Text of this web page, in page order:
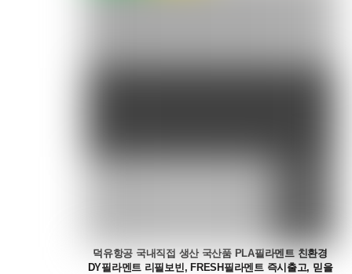
덕유항공 국내직접 생산 국산품 PLA필라멘트 친환경
DY필라멘트 리필보빈, FRESH필라멘트 즉시출고, 믿을